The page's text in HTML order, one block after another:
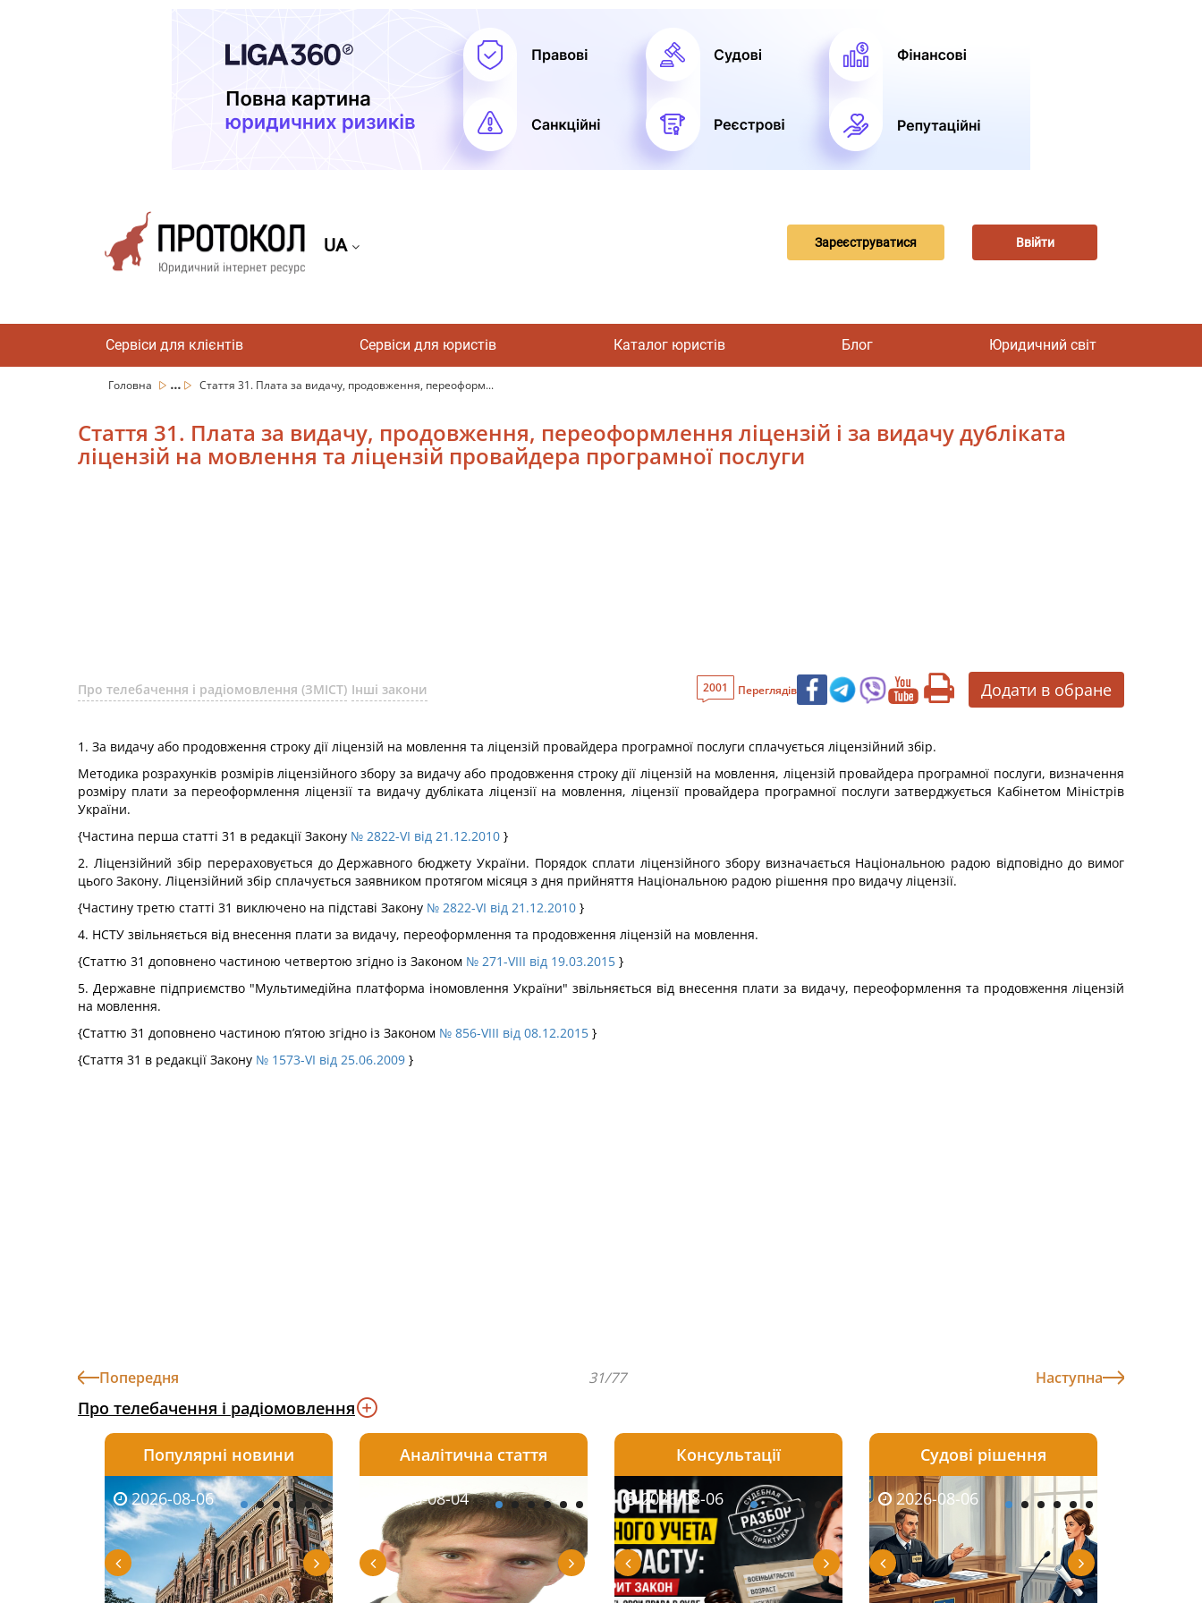
UA Зареєструватися Ввійти
Сервіси для клієнтів Сервіси для юристів Каталог юристів Блог Юридичний світ
Головна ... Стаття 31. Плата за видачу, продовження, переоформ...
Стаття 31. Плата за видачу, продовження, переоформлення ліцензій і за видачу дубліката
ліцензій на мовлення та ліцензій провайдера програмної послуги
Про телебачення і радіомовлення (ЗМІСТ) Інші закони 2001 Переглядів Додати в обране
1. За видачу або продовження строку дії ліцензій на мовлення та ліцензій провайдера програмної послуги сплачується ліцензійний збір.
Методика розрахунків розмірів ліцензійного збору за видачу або продовження строку дії ліцензій на мовлення, ліцензій провайдера програмної послуги, визначення
розміру плати за переоформлення ліцензії та видачу дубліката ліцензії на мовлення, ліцензії провайдера програмної послуги затверджується Кабінетом Міністрів
України.
{Частина перша статті 31 в редакції Закону № 2822-VI від 21.12.2010 }
2. Ліцензійний збір перераховується до Державного бюджету України. Порядок сплати ліцензійного збору визначається Національною радою відповідно до вимог
цього Закону. Ліцензійний збір сплачується заявником протягом місяця з дня прийняття Національною радою рішення про видачу ліцензії.
{Частину третю статті 31 виключено на підставі Закону № 2822-VI від 21.12.2010 }
4. НСТУ звільняється від внесення плати за видачу, переоформлення та продовження ліцензій на мовлення.
{Статтю 31 доповнено частиною четвертою згідно із Законом № 271-VIII від 19.03.2015 }
5. Державне підприємство "Мультимедійна платформа іномовлення України" звільняється від внесення плати за видачу, переоформлення та продовження ліцензій
на мовлення.
{Статтю 31 доповнено частиною п’ятою згідно із Законом № 856-VIII від 08.12.2015 }
{Стаття 31 в редакції Закону № 1573-VI від 25.06.2009 }
Попередня 31/77 Наступна
Про телебачення і радіомовлення
Популярні новини
2026-08-06 2026-08-06 2026-08-05 2026-08-05 2026-08-05
Аналітична стаття
2026-08-03 2026-08-04 2026-08-04 2026-08-03 2026-08-03
Консультації
2026-08-05 2026-08-06 2026-08-06 2026-08-06
Судові рішення
2026-07-30 2026-08-06